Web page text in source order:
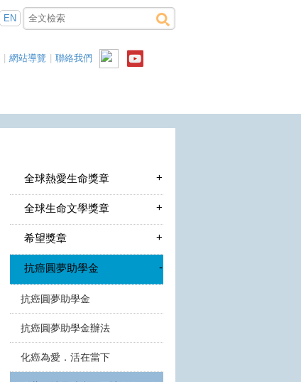
EN
網站導覽 聯絡我們
全球熱愛生命獎章 +
全球生命文學獎章 +
希望獎章 +
抗癌圓夢助學金 -
抗癌圓夢助學金
抗癌圓夢助學金辦法
化癌為愛．活在當下